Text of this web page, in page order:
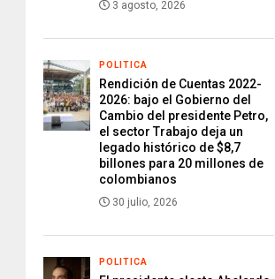
3 agosto, 2026
POLITICA
Rendición de Cuentas 2022-
2026: bajo el Gobierno del
Cambio del presidente Petro,
el sector Trabajo deja un
legado histórico de $8,7
billones para 20 millones de
colombianos
30 julio, 2026
POLITICA